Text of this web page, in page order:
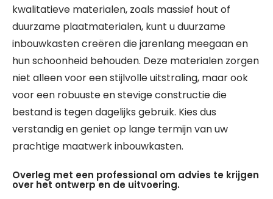
kwalitatieve materialen, zoals massief hout of
duurzame plaatmaterialen, kunt u duurzame
inbouwkasten creëren die jarenlang meegaan en
hun schoonheid behouden. Deze materialen zorgen
niet alleen voor een stijlvolle uitstraling, maar ook
voor een robuuste en stevige constructie die
bestand is tegen dagelijks gebruik. Kies dus
verstandig en geniet op lange termijn van uw
prachtige maatwerk inbouwkasten.
Overleg met een professional om advies te krijgen
over het ontwerp en de uitvoering.